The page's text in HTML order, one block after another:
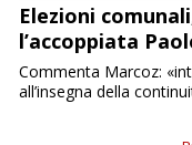
Elezioni
l’accoppiata
Commenta Marcoz:
all’insegna della